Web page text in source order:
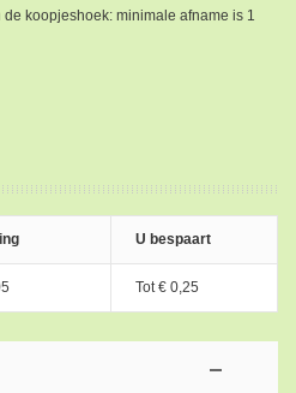
koopjeshoek: minimale afname is 1
U bespaart
Tot € 0,25